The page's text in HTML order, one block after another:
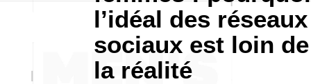
l’idéal des réseaux
sociaux est loin de
la réalité